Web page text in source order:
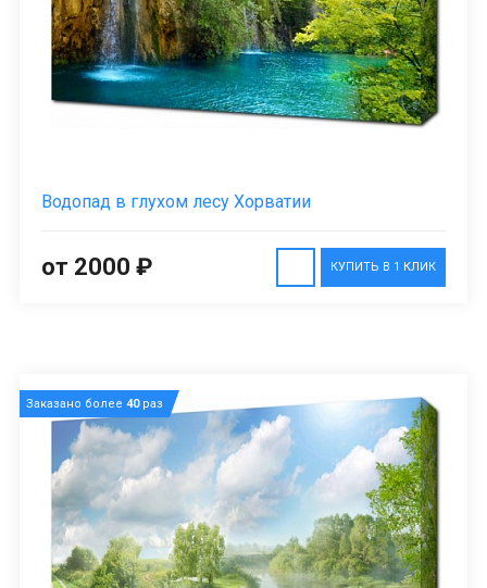
Водопад в глухом лесу Хорватии
КУПИТЬ В 1 КЛИК
от 2000 ₽
Заказано более 40раз